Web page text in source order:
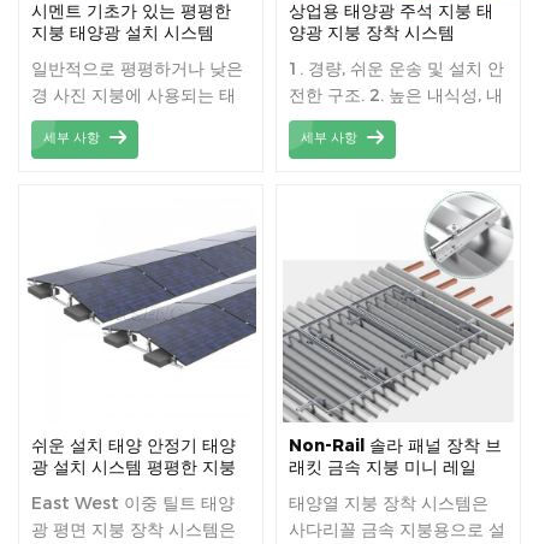
시멘트 기초가 있는 평평한
지붕 태양광 설치 시스템
일반적으로 평평하거나 낮은
경 사진 지붕에 사용되는 태
양 전지 패널 평평한 지붕 장
착 .세부 사항
상업용 태양광 주석 지붕 태
양광 지붕 장착 시스템
1. 경량, 쉬운 운송 및 설치 안
전한 구조. 2. 높은 내식성, 내
염성. 3. 다양한 고객의 요구
사항을 충족하는 다양한 솔루
세부 사항
쉬운 설치 태양 안정기 태양
광 설치 시스템 평평한 지붕
East West 이중 틸트 태양
광 평면 지붕 장착 시스템은
Non-Rail 솔라 패널 장착 브
래킷 금속 지붕 미니 레일
태양열 지붕 장착 시스템은
사다리꼴 금속 지붕용으로 설